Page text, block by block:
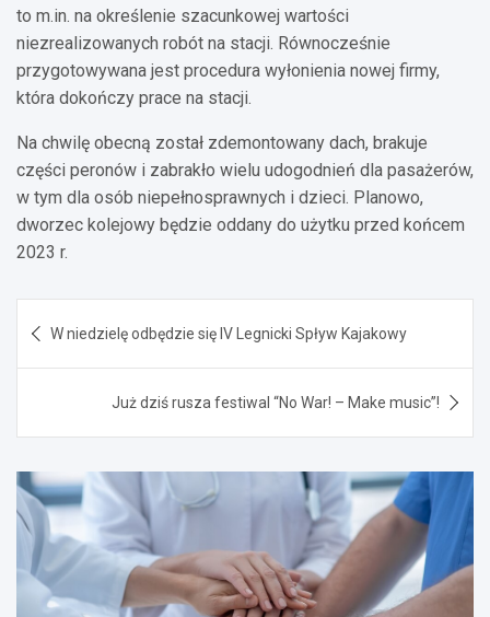
to m.in. na określenie szacunkowej wartości
niezrealizowanych robót na stacji. Równocześnie
przygotowywana jest procedura wyłonienia nowej firmy,
która dokończy prace na stacji.
Na chwilę obecną został zdemontowany dach, brakuje
części peronów i zabrakło wielu udogodnień dla pasażerów,
w tym dla osób niepełnosprawnych i dzieci. Planowo,
dworzec kolejowy będzie oddany do użytku przed końcem
2023 r.
wpisu
W niedzielę odbędzie się IV Legnicki Spływ Kajakowy
Już dziś rusza festiwal “No War! – Make music”!